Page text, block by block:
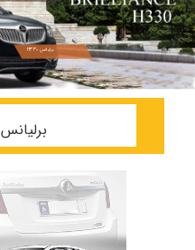
برلیانس H330
برلیانس H330 AT